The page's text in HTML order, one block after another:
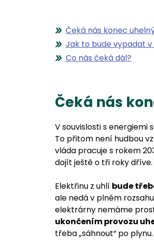
Čeká nás konec
Jak to bude vypadat
Co nás čeká dál?
Čeká nás
V souvislosti s
To přitom není hudbou
vláda pracuje s rokem
dojít ještě o tři roky
Elektřinu z uhlí bude
ale nedá v plném
elektrárny nemáme
ukončením provozu
třeba „sáhnout“ po plynu.